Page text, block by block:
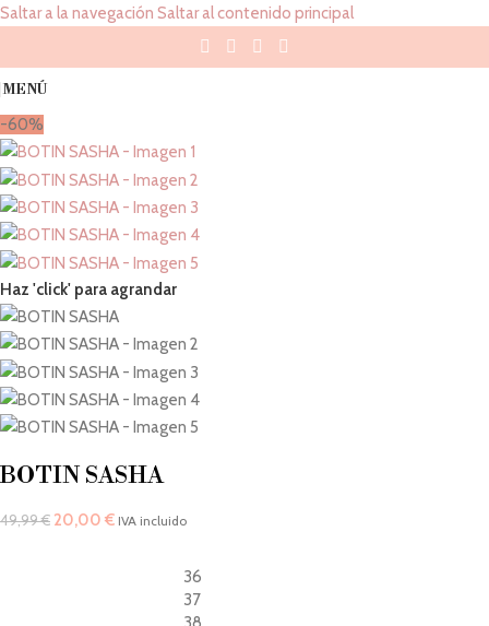
Saltar a la navegación Saltar al contenido principal
MENÚ
-60%
Haz 'click' para agrandar
BOTIN SASHA
49,99€ 20,00 € IVA incluido
36
37